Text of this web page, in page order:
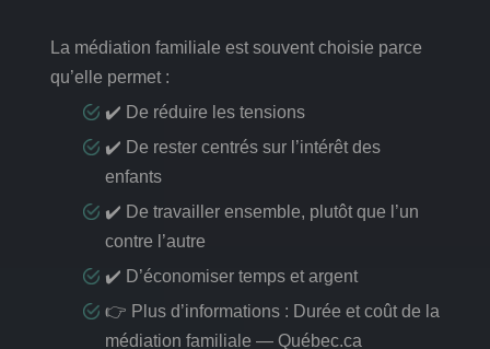
La médiation familiale est souvent choisie parce
qu’elle permet :
✔️ De réduire les tensions
✔️ De rester centrés sur l’intérêt des
enfants
✔️ De travailler ensemble, plutôt que l’un
contre l’autre
✔️ D’économiser temps et argent
👉 Plus d’informations : Durée et coût de la
médiation familiale — Québec.ca